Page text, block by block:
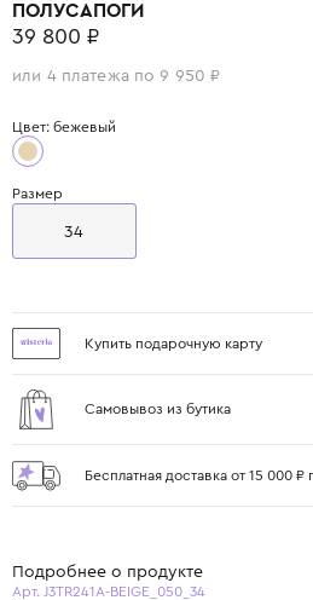
ПОЛУСАПОГИ
39 800 ₽
или 4 платежа по 9 950 ₽
Цвет: бежевый
Размер
34
Купить подарочную карту
Самовывоз из бутика
Бесплатная доставка от 15 000
Подробнее о продукте
Арт. J3TR241A-BEIGE_050_34